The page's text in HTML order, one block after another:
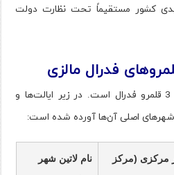
کشور مستقیماً تحت نظارت دولت
فدرال مالزی
کشور مالزی دارای 13 ایالت و 3 قلمرو فدرال است. در زیر ایالت‌ها و
شهرهای اصلی آن‌ها آورده شده است:
مرکزی (مرکز نام لاتین شهر